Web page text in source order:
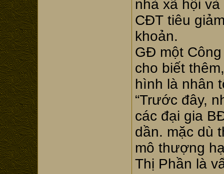
nhà xã hội
CĐT tiêu
khoản.
GĐ một
cho biết
hình là nhân
“Trước đây,
các đại gia
dần. mặc dù
mô thượng
Thị Phần là